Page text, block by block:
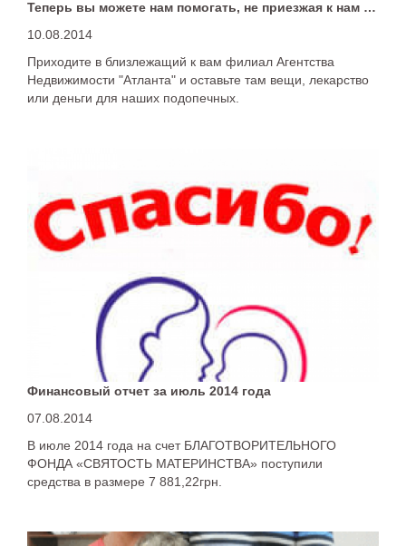
Теперь вы можете нам помогать, не приезжая к нам в офис!
10.08.2014
Приходите в близлежащий к вам филиал Агентства
Недвижимости "Атланта" и оставьте там вещи, лекарство
или деньги для наших подопечных.
Финансовый отчет за июль 2014 года
07.08.2014
В июле 2014 года на счет БЛАГОТВОРИТЕЛЬНОГО
ФОНДА «СВЯТОСТЬ МАТЕРИНСТВА» поступили
средства в размере 7 881,22грн.